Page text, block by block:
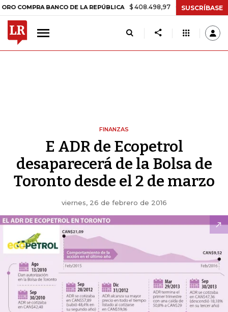
BANCO DE LA REPÚBLICA $ 408.498,97 +$ 8.753,81 +2,19%
SUSCRÍBASE
FINANZAS
E ADR de Ecopetrol
desaparecerá de la Bolsa de
Toronto desde el 2 de marzo
viernes, 26 de febrero de 2016